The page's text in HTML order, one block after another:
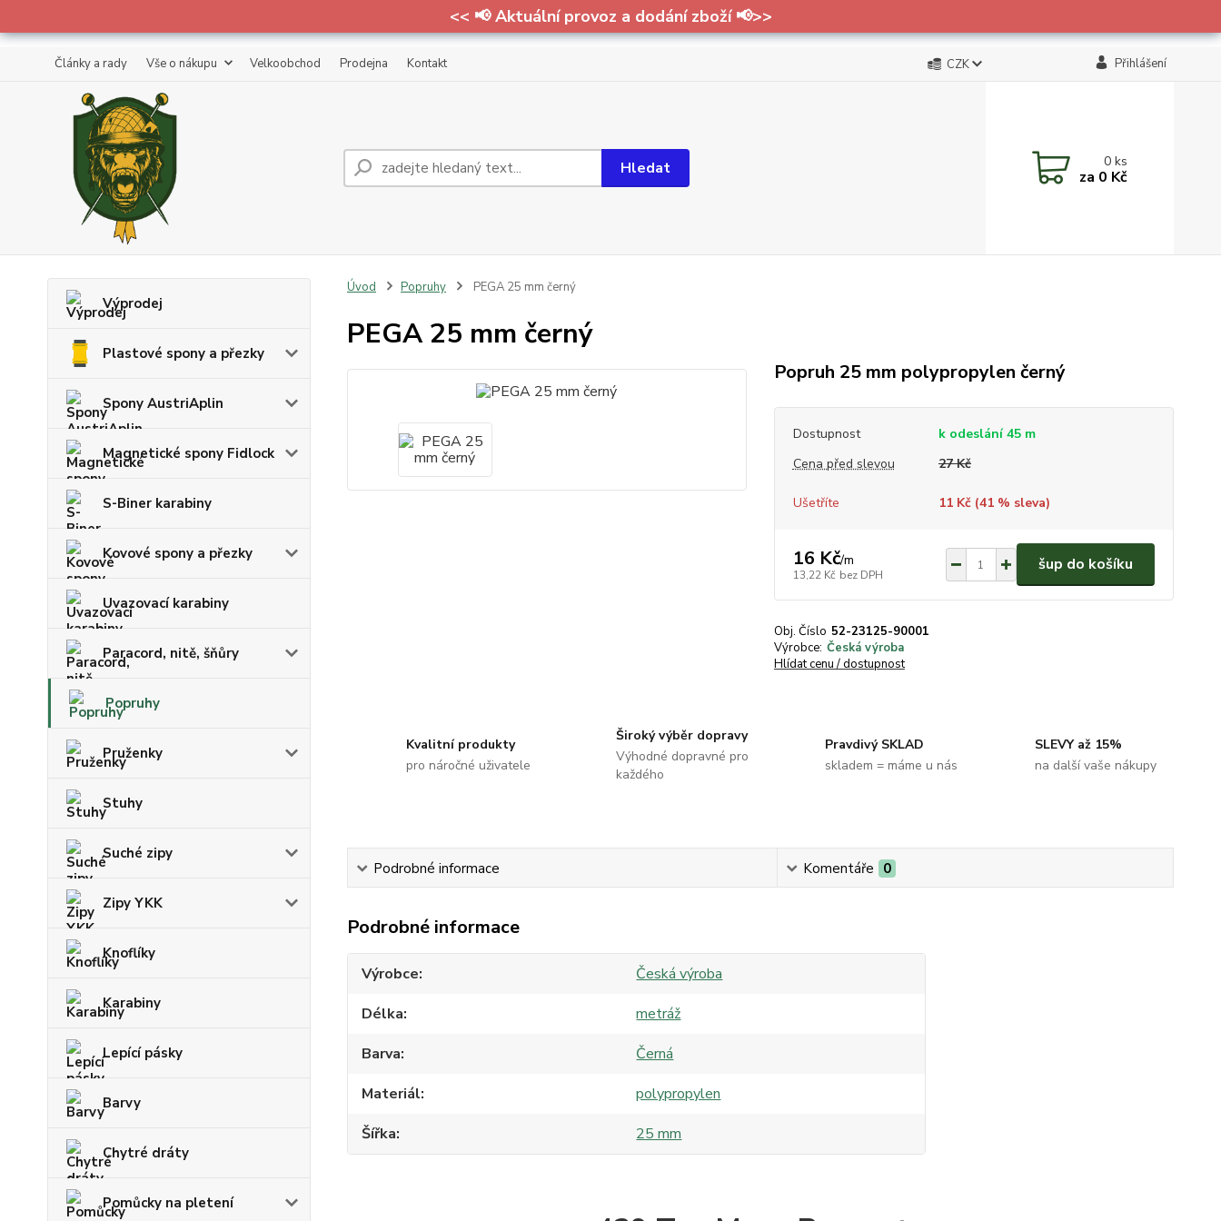
<< 📢 Aktuální provoz a dodání zboží 📢>>
Články a rady Vše o nákupu Velkoobchod Prodejna Kontakt CZK Přihlášení
Hledat 0ks
za 0 Kč
Výprodej
Plastové spony a přezky
Spony AustriAplin
Magnetické spony Fidlock
S-Biner karabiny
Kovové spony a přezky
Uvazovací karabiny
Paracord, nitě, šňůry
Popruhy
Pruženky
Stuhy
Suché zipy
Zipy YKK
Knoflíky
Karabiny
Lepící pásky
Barvy
Chytré dráty
Pomůcky na pletení
Úvod Popruhy PEGA 25 mm černý
PEGA 25 mm černý
Popruh 25 mm polypropylen černý
Dostupnost
k odeslání 45 m
Cena před slevou
27 Kč
Ušetříte 11 Kč (41% sleva)
16 Kč/m
13,22 Kč bez DPH
šup do košíku
Obj. Číslo 52-23125-90001
Výrobce: Česká výroba
Hlídat cenu / dostupnost
Kvalitní produkty
pro náročné uživatele
Široký výběr dopravy
Výhodné dopravné pro
každého
Pravdivý SKLAD
skladem = máme u nás
SLEVY až 15%
na další vaše nákupy
Podrobné informace Komentáře 0
Podrobné informace
Výrobce
Česká výroba
Délka
metráž
Barva
Černá
Materiál
polypropylen
Šířka
25 mm